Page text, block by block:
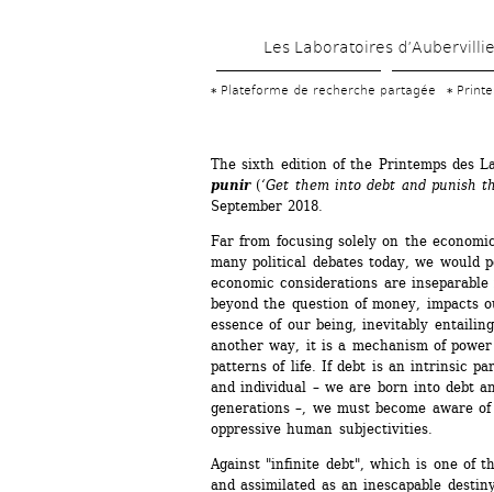
Les Laboratoires
Plateforme de recherche partagée
The sixth edition of the Printemps des
punir(‘Get them into debt and punish
September 2018.
Far from focusing solely on the
many political debates today, we would
economic considerations are
beyond the question of money, impacts
essence of our being, inevitably
another way, it is a mechanism of
patterns of life. If debt is an intrinsic
and individual – we are born into debt
generations –, we must become aware
oppressive human subjectivities.
Against "infinite debt", which is one of
and assimilated as an inescapable